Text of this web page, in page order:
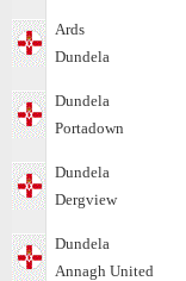
Ards
Dundela
Dundela
Portadown
Dundela
Dergview
Dundela
Annagh United